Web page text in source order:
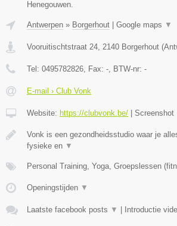
Henegouwen.
Antwerpen » Borgerhout | Google maps ▼
Vooruitischtstraat 24 2140 Borgerhout (
Tel: 0495782826 , Fax: - , BTW-nr: -
E-mail › Club Vonk
Website: https://clubvonk.be/ | Screenshot
Vonk is een gezondheidsstudio waar je
fysieke en ▼
Personal Training, Yoga, Groepslessen
Openingstijden ▼
Laatste facebook posts ▼ | Introductie